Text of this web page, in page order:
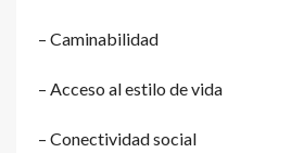
– Caminabilidad
– Acceso al estilo de vida
– Conectividad social